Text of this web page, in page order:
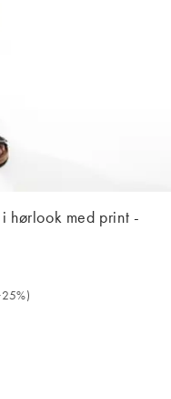
hørlook med print -
dage 202,00 kr. (+25%).
)